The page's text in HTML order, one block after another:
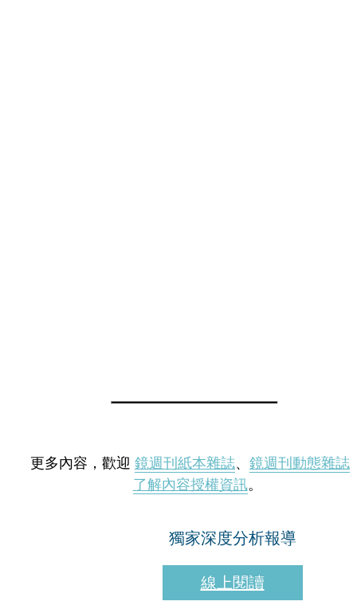
更多內容，歡迎 鏡週刊紙本雜誌、 鏡週刊動態雜誌
了解內容授權資訊。
獨家深度分析報導
線上閱讀